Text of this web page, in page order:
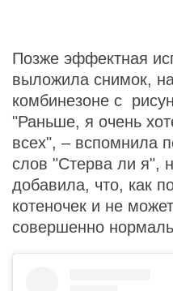
Позже эффектная
выложила снимок,
комбинезоне с
"Раньше, я очень
всех", – вспомнила
слов "Стерва ли я",
добавила, что, как
котеночек и не
совершенно